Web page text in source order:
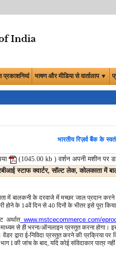
प्रकाशनियां भाषण और मीडिया से वार्तालाप ▼
भारतीय रिज़र्व बैंक के
(1045.00 kb ) वर्शन अपनी मशीन पर
स्टाफ क्वार्टर, सॉल्ट लेक, कोलकाता में
में बालकनी के दरवाजे में मच्छर जाल प्रदान
के 14वें दिन से 40 दिनों के भीतर इसे पूरा किया
अर्थातwww.mstcecommerce.com/
से ही भरना/ऑनलाइन प्रस्तुत करना होगा।
द्वारा ई-निविदा प्रस्तुत करने की प्रक्रिया पर
I की जांच के बाद, यदि कोई संविदाकार पात्र